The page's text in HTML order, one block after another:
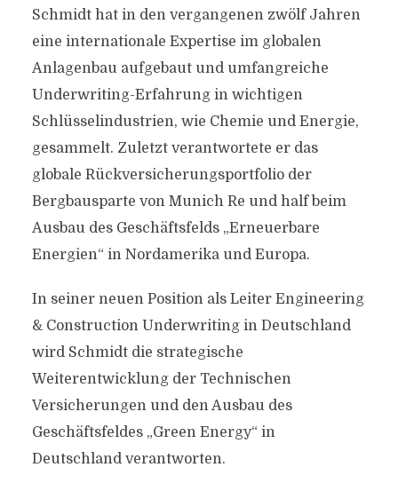
Schmidt hat in den vergangenen zwölf Jahren
eine internationale Expertise im globalen
Anlagenbau aufgebaut und umfangreiche
Underwriting-Erfahrung in wichtigen
Schlüsselindustrien, wie Chemie und Energie,
gesammelt. Zuletzt verantwortete er das
globale Rückversicherungsportfolio der
Bergbausparte von Munich Re und half beim
Ausbau des Geschäftsfelds „Erneuerbare
Energien“ in Nordamerika und Europa.
In seiner neuen Position als Leiter Engineering
& Construction Underwriting in Deutschland
wird Schmidt die strategische
Weiterentwicklung der Technischen
Versicherungen und den Ausbau des
Geschäftsfeldes „Green Energy“ in
Deutschland verantworten.